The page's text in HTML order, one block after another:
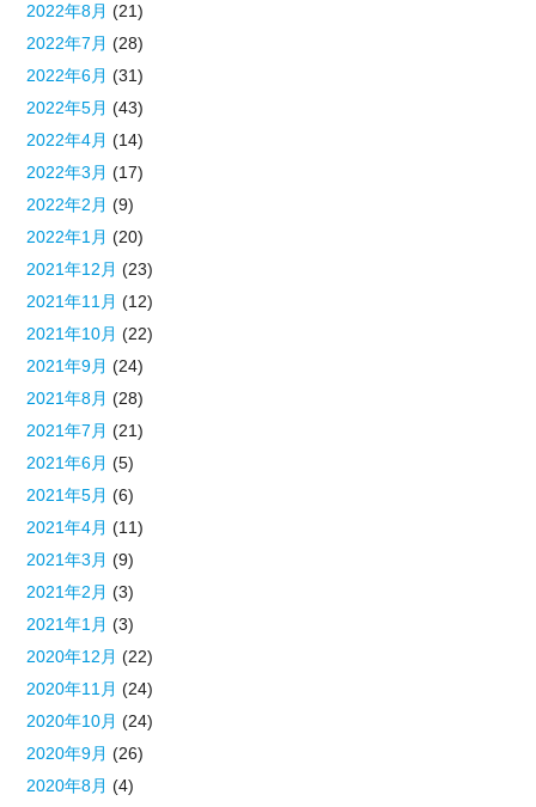
2022年8月 (21)
2022年7月 (28)
2022年6月 (31)
2022年5月 (43)
2022年4月 (14)
2022年3月 (17)
2022年2月 (9)
2022年1月 (20)
2021年12月 (23)
2021年11月 (12)
2021年10月 (22)
2021年9月 (24)
2021年8月 (28)
2021年7月 (21)
2021年6月 (5)
2021年5月 (6)
2021年4月 (11)
2021年3月 (9)
2021年2月 (3)
2021年1月 (3)
2020年12月 (22)
2020年11月 (24)
2020年10月 (24)
2020年9月 (26)
2020年8月 (4)